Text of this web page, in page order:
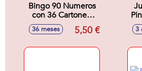
Bingo 90 Numeros
con 36 Cartones.
16,5x9 cm.
36 meses 5,50 € 3